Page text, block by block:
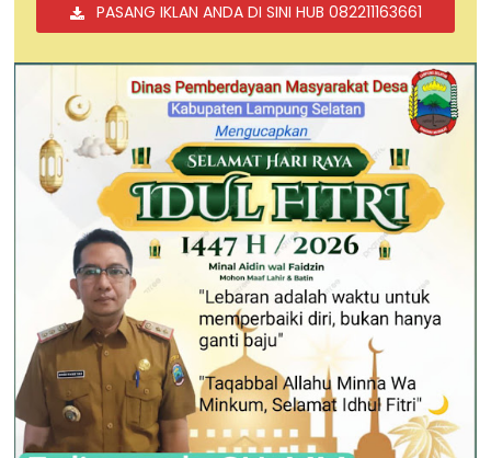
PASANG IKLAN ANDA DI SINI HUB 082211163661